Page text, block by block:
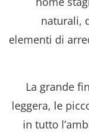
naturali,
elementi di
La grande
leggera, le
in tutto